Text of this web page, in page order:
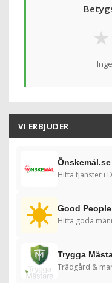
★
VI ERBJUDER
Önskemål.se
Hitta tjänster i
Good
Hitta goda
Trygga
Trädgård &